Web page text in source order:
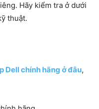
Hãy kiểm tra ở dưới
thuật.
Dell chính hãng ở đâu,